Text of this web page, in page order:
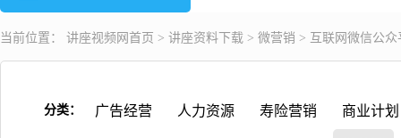
当前位置： 讲座视频 网首页 > 讲座资料下载 > 微营销 > 互联网微信公
分类： 广告经营 人力资源 寿险营销 商业计划